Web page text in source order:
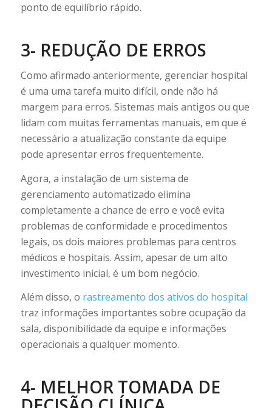
ponto de equilíbrio rápido.
3- REDUÇÃO DE ERROS
Como afirmado anteriormente, gerenciar hospital
é uma uma tarefa muito difícil, onde não há
margem para erros. Sistemas mais antigos ou que
lidam com muitas ferramentas manuais, em que é
necessário a atualização constante da equipe
pode apresentar erros frequentemente.
Agora, a instalação de um sistema de
gerenciamento automatizado elimina
completamente a chance de erro e você evita
problemas de conformidade e procedimentos
legais, os dois maiores problemas para centros
médicos e hospitais. Assim, apesar de um alto
investimento inicial, é um bom negócio.
Além disso, o rastreamento dos ativos do hospital
traz informações importantes sobre ocupação da
sala, disponibilidade da equipe e informações
operacionais a qualquer momento.
4- MELHOR TOMADA DE